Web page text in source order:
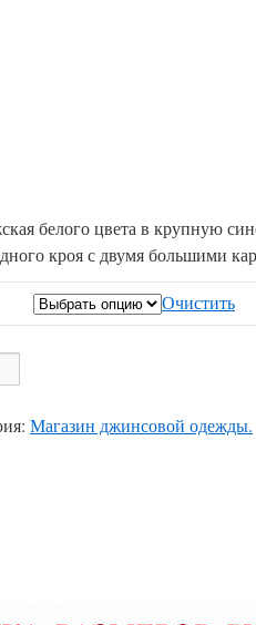
белого цвета в крупную
кроя с двумя большими
Очистить
Магазин джинсовой одежды.